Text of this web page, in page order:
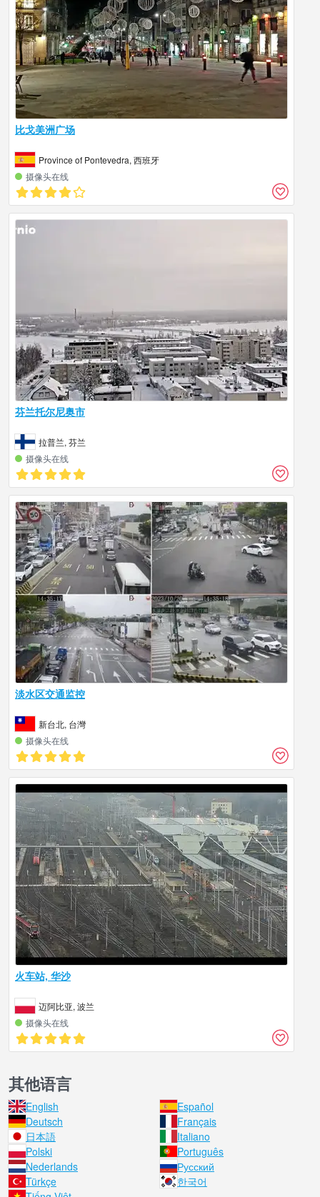
比戈美洲广场
Province of Pontevedra, 西班牙
摄像头在线
芬兰托尔尼奥市
拉普兰, 芬兰
摄像头在线
淡水区交通监控
新台北, 台灣
摄像头在线
火车站, 华沙
迈阿比亚, 波兰
摄像头在线
其他语言
English
Español
Deutsch
Français
日本語
Italiano
Polski
Português
Nederlands
Русский
Türkçe
한국어